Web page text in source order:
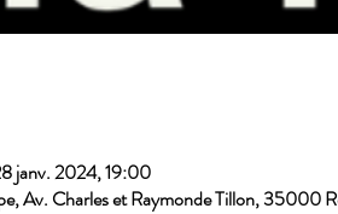
janv. 2024, 19:00
Av. Charles et Raymonde Tillon, 35000